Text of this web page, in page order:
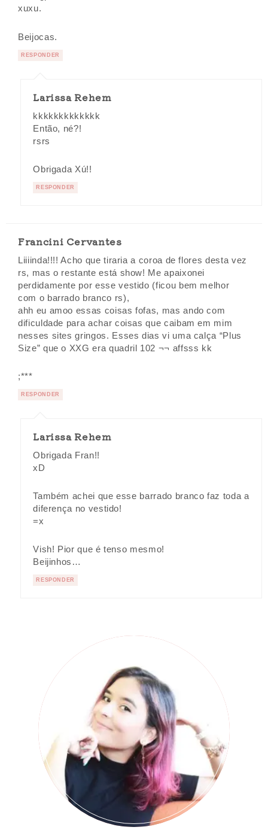
xuxu.
Beijocas.
RESPONDER
Larissa Rehem
kkkkkkkkkkkkk
Então, né?!
rsrs
Obrigada Xú!!
RESPONDER
Francini Cervantes
Liiiinda!!!! Acho que tiraria a coroa de flores desta vez
rs, mas o restante está show! Me apaixonei
perdidamente por esse vestido (ficou bem melhor
com o barrado branco rs),
ahh eu amoo essas coisas fofas, mas ando com
dificuldade para achar coisas que caibam em mim
nesses sites gringos. Esses dias vi uma calça “Plus
Size” que o XXG era quadril 102 ¬¬ affsss kk
;***
RESPONDER
Larissa Rehem
Obrigada Fran!!
xD
Também achei que esse barrado branco faz toda a
diferença no vestido!
=x
Vish! Pior que é tenso mesmo!
Beijinhos…
RESPONDER